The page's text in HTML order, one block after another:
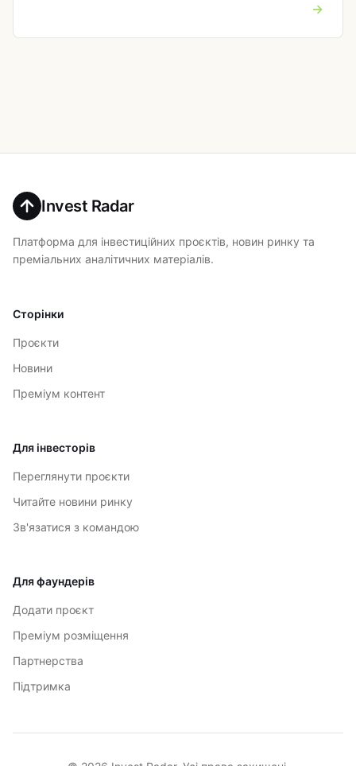
→
Invest Radar
Платформа для інвестиційних проєктів, новин ринку та
преміальних аналітичних матеріалів.
Сторінки
Проєкти
Новини
Преміум контент
Для інвесторів
Переглянути проєкти
Читайте новини ринку
Зв'язатися з командою
Для фаундерів
Додати проєкт
Преміум розміщення
Партнерства
Підтримка